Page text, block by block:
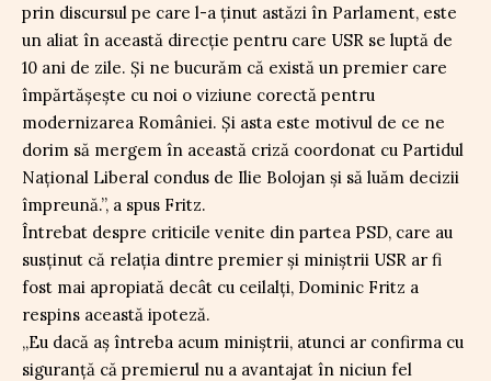
prin discursul pe care l-a ținut astăzi în Parlament, este
un aliat în această direcție pentru care USR se luptă de
10 ani de zile. Și ne bucurăm că există un premier care
împărtășește cu noi o viziune corectă pentru
modernizarea României. Și asta este motivul de ce ne
dorim să mergem în această criză coordonat cu Partidul
Național Liberal condus de Ilie Bolojan și să luăm decizii
împreună.”, a spus Fritz.
Întrebat despre criticile venite din partea PSD, care au
susținut că relația dintre premier și miniștrii USR ar fi
fost mai apropiată decât cu ceilalți, Dominic Fritz a
respins această ipoteză.
„Eu dacă aș întreba acum miniștrii, atunci ar confirma cu
siguranță că premierul nu a avantajat în niciun fel